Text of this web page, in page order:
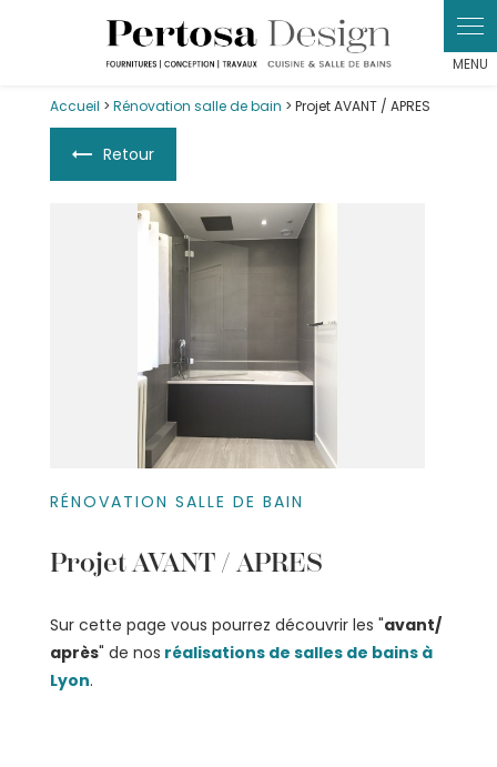
Accueil > Rénovation salle de bain > Projet AVANT / APRES
Retour
RÉNOVATION SALLE DE BAIN
Projet AVANT / APRES
Sur cette page vous pourrez découvrir les "avant/
après" de nos réalisations de salles de bains à
Lyon.